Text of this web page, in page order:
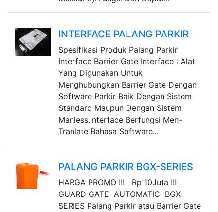
INTERFACE PALANG PARKIR
Spesifikasi Produk Palang Parkir
Interface Barrier Gate Interface : Alat
Yang Digunakan Untuk
Menghubungkan Barrier Gate Dengan
Software Parkir Baik Dengan Sistem
Standard Maupun Dengan Sistem
Manless.Interface Berfungsi Men-
Tranlate Bahasa Software...
PALANG PARKIR BGX-SERIES
HARGA PROMO !!! Rp 10Juta !!!
GUARD GATE AUTOMATIC BGX-
SERIES Palang Parkir atau Barrier Gate